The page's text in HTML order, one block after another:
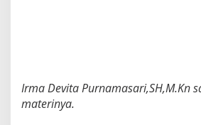
Irma Devita Purnamasari,SH,M.Kn
materinya.